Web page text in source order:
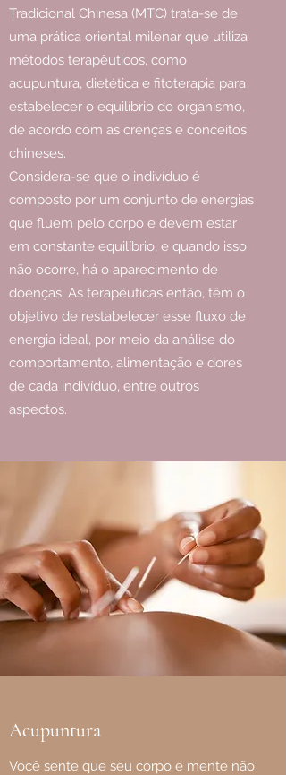
Tradicional Chinesa (MTC) trata-se de
uma prática oriental milenar que utiliza
métodos terapêuticos, como
acupuntura, dietética e fitoterapia para
estabelecer o equilíbrio do organismo,
de acordo com as crenças e conceitos
chineses.
Considera-se que o indivíduo é
composto por um conjunto de energias
que fluem pelo corpo e devem estar
em constante equilíbrio, e quando isso
não ocorre, há o aparecimento de
doenças. As terapêuticas então, têm o
objetivo de restabelecer esse fluxo de
energia ideal, por meio da análise do
comportamento, alimentação e dores
de cada indivíduo, entre outros
aspectos.
Acupuntura
Você sente que seu corpo e mente não